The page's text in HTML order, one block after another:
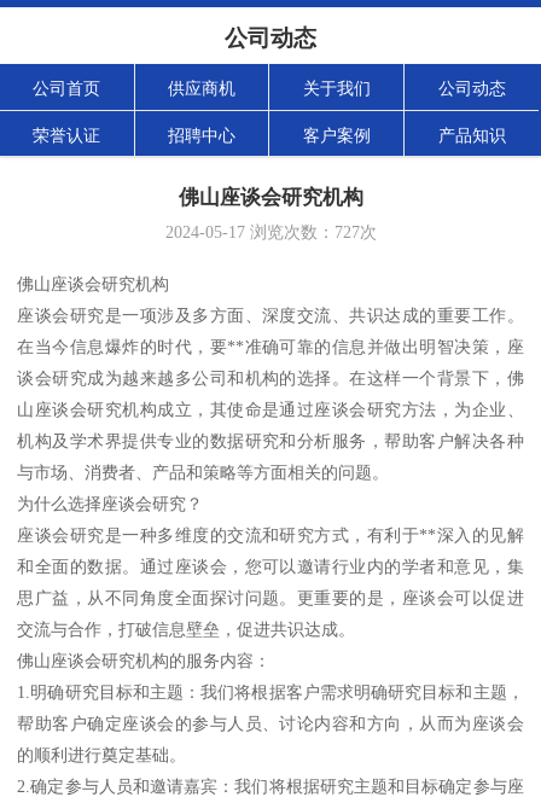
公司动态
公司首页 供应商机 关于我们 公司动态
荣誉认证 招聘中心 客户案例 产品知识
佛山座谈会研究机构
2024-05-17浏览次数： 727次
佛山座谈会研究机构
座谈会研究是一项涉及多方面、深度交流、共识达成的重要工作。
在当今信息爆炸的时代，要**准确可靠的信息并做出明智决策，座
谈会研究成为越来越多公司和机构的选择。在这样一个背景下，佛
山座谈会研究机构成立，其使命是通过座谈会研究方法，为企业、
机构及学术界提供专业的数据研究和分析服务，帮助客户解决各种
与市场、消费者、产品和策略等方面相关的问题。
为什么选择座谈会研究？
座谈会研究是一种多维度的交流和研究方式，有利于**深入的见解
和全面的数据。通过座谈会，您可以邀请行业内的学者和意见，集
思广益，从不同角度全面探讨问题。更重要的是，座谈会可以促进
交流与合作，打破信息壁垒，促进共识达成。
佛山座谈会研究机构的服务内容：
1.明确研究目标和主题：我们将根据客户需求明确研究目标和主题，
帮助客户确定座谈会的参与人员、讨论内容和方向，从而为座谈会
的顺利进行奠定基础。
2.确定参与人员和邀请嘉宾：我们将根据研究主题和目标确定参与座